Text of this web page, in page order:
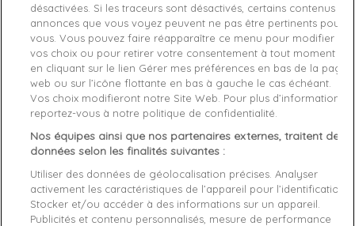
Fiche technique
Couleur Noir
Matière Synthétique
Genre Femme
Rayon Bagagerie
Démarque 35 %
Références spécifiques
désactivées. Si les traceurs sont désactivés, certains contenus et
annonces que vous voyez peuvent ne pas être pertinents pour
vous. Vous pouvez faire réapparaître ce menu pour modifier
vos choix ou pour retirer votre consentement à tout moment
en cliquant sur le lien Gérer mes préférences en bas de la page
web ou sur l’icône flottante en bas à gauche le cas échéant.
Vos choix modifieront notre Site Web. Pour plus d’informations,
reportez-vous à notre politique de confidentialité.
Nos équipes ainsi que nos partenaires externes, traitent des
données selon les finalités suivantes :
Utiliser des données de géolocalisation précises. Analyser
activement les caractéristiques de l’appareil pour l’identification.
Stocker et/ou accéder à des informations sur un appareil.
Publicités et contenu personnalisés, mesure de performance